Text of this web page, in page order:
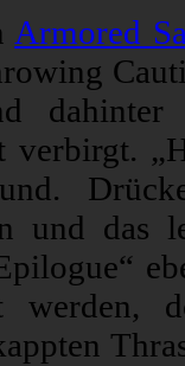
Armored
dahinter
verbirgt.
und das